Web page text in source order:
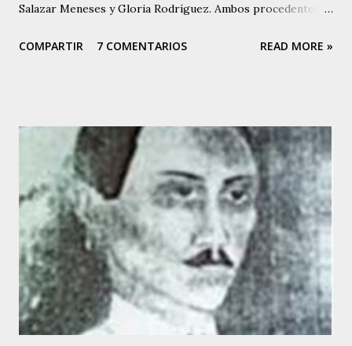
Salazar Meneses y Gloria Rodríguez. Ambos procedentes
Venezuela. Su madre, Gloria Rodríguez, a finales de la
inclinación artística. Tania canta desde los 5 años de edad,
cuando debutó en el programa de Buck Rogers, que
auspiciaba el diario “EL NACIONAL”, en Radio Caracas –
Canal 2. Allí se dio a conocer y luego hizo presentaciones
en el Coney Island y en otros programas de corte infantil.
Tania comenzó a perfeccionar su voz. Empezó a tomar
clases de canto y piano, haciéndose acompañar en sus
siguientes presentaciones por los conjuntos de Inocente
Bello y Manuel Delgado. A...
COMPARTIR 7 COMENTARIOS READ MORE »